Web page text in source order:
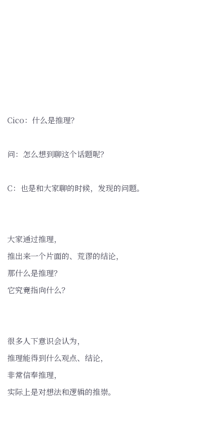
Cico：什么是推理？
问：怎么想到聊这个话题呢？
C：也是和大家聊的时候，发现的问题。
大家通过推理，
推出来一个片面的、荒谬的结论，
那什么是推理？
它究竟指向什么？
很多人下意识会认为，
推理能得到什么观点、结论，
非常信奉推理，
实际上是对想法和逻辑的推崇。